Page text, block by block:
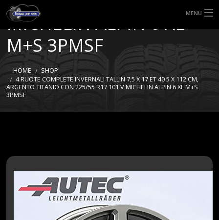
MENU
HOME
TIPI DI GOMME
MISURE GOMME
MICHELIN ALPIN 6 XL
M+S 3PMSF
HOME
SHOP
4 RUOTE COMPLETE INVERNALI TALLIN 7,5 X 17 ET 40 5 X 112 CM,
ARGENTO TITANIO CON 225/55 R17 101 V MICHELIN ALPIN 6 XL M+S
3PMSF